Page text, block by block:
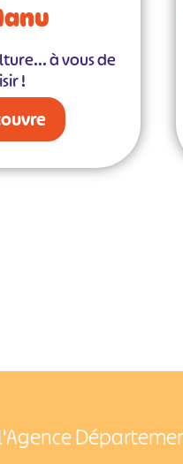
à vous de
!